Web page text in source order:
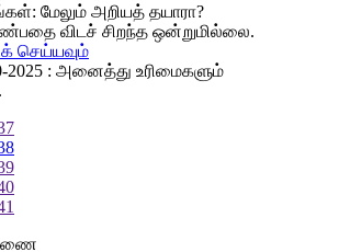
மேலும் அறியத் தயாரா?
விடச் சிறந்த ஒன்றுமில்லை.
செய்யவும்
2025 : அனைத்து உரிமைகளும்